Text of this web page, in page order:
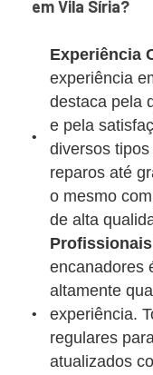
em Vila Síria?
Experiência
experiência
destaca pela
e pela
diversos
reparos até
o mesmo
de alta
encanadores
altamente
experiência.
regulares
atualizados